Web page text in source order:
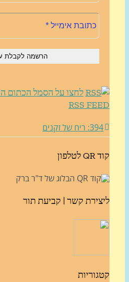
לחצו על הסמל הכתום הקטן
RSS
קשר | קביעת תור